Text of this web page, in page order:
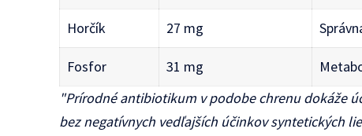
Horčík 27 mg
Fosfor 31 mg
"Prírodné antibiotikum v podobe chrenu dokáže
bez negatívnych vedľajších účinkov syntetických